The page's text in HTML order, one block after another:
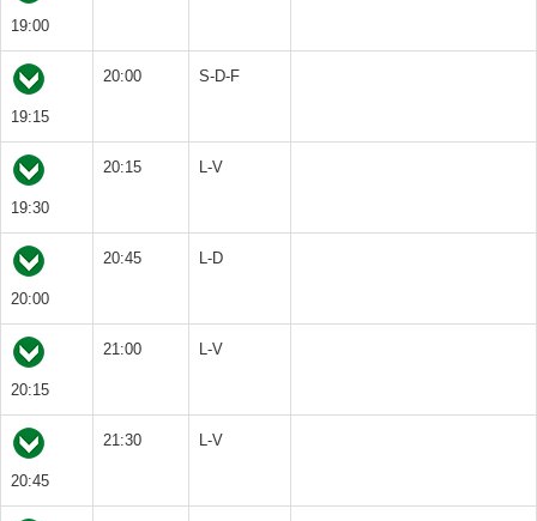
19:00
19:15
20:00 S-D-F
19:30
20:15 L-V
20:00
20:45 L-D
20:15
21:00 L-V
20:45
21:30 L-V